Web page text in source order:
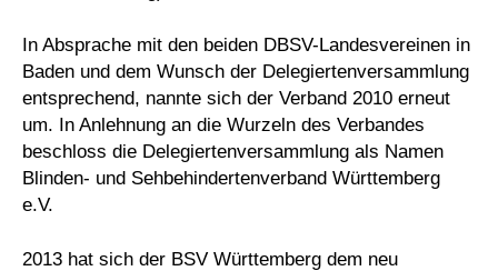
In Absprache mit den beiden DBSV-Landesvereinen in
Baden und dem Wunsch der Delegiertenversammlung
entsprechend, nannte sich der Verband 2010 erneut
um. In Anlehnung an die Wurzeln des Verbandes
beschloss die Delegiertenversammlung als Namen
Blinden- und Sehbehindertenverband Württemberg
e.V.
2013 hat sich der BSV Württemberg dem neu